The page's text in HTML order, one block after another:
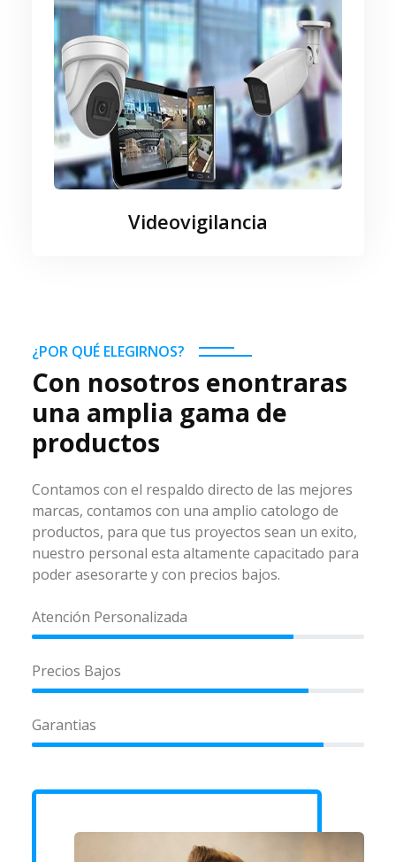
Videovigilancia
¿POR QUÉ ELEGIRNOS?
Con nosotros enontraras
una amplia gama de
productos
Contamos con el respaldo directo de las mejores
marcas, contamos con una amplio catologo de
productos, para que tus proyectos sean un exito,
nuestro personal esta altamente capacitado para
poder asesorarte y con precios bajos.
Atención Personalizada
Precios Bajos
Garantias